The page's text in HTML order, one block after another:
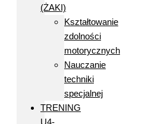
(ŻAKI)
Kształtowanie
zdolności
motorycznych
Nauczanie
techniki
specjalnej
TRENING
U4-